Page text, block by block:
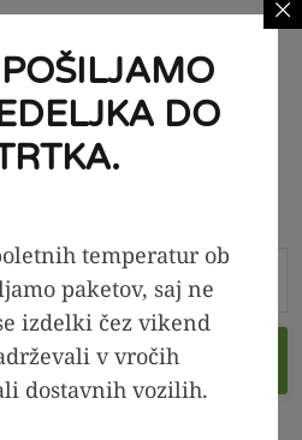
Gozdni sadeži
(Brez
DO
temperatur ob
paketov, saj ne
izdelki čez vikend
v vročih
dostavnih vozilih.